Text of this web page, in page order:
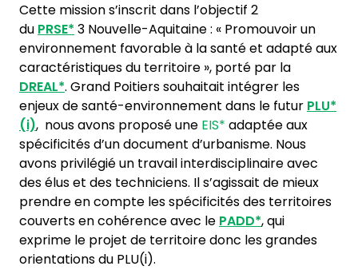
Cette mission s’inscrit dans l’objectif 2
du PRSE* 3 Nouvelle-Aquitaine : « Promouvoir un
environnement favorable à la santé et adapté aux
caractéristiques du territoire », porté par la
DREAL*. Grand Poitiers souhaitait intégrer les
enjeux de santé-environnement dans le futur PLU*
(i), nous avons proposé une EIS* adaptée aux
spécificités d’un document d’urbanisme. Nous
avons privilégié un travail interdisciplinaire avec
des élus et des techniciens. Il s’agissait de mieux
prendre en compte les spécificités des territoires
couverts en cohérence avec le PADD*, qui
exprime le projet de territoire donc les grandes
orientations du PLU(i).